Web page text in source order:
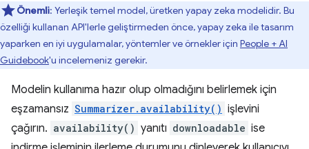
Önemli: Yerleşik temel model, üretken yapay zeka modelidir. Bu
özelliği kullanan API'lerle geliştirmeden önce, yapay zeka ile tasarım
yaparken en iyi uygulamalar, yöntemler ve örnekler için People + AI
Guidebook'u incelemeniz gerekir.
Modelin kullanıma hazır olup olmadığını belirlemek için
eşzamansız Summarizer.availability() işlevini
çağırın. availability() yanıtı downloadable ise